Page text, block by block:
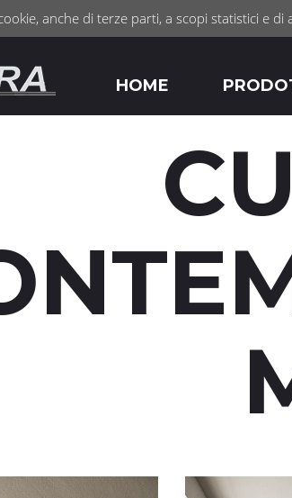
HOME
anche di terze parti, a scopi statistici e